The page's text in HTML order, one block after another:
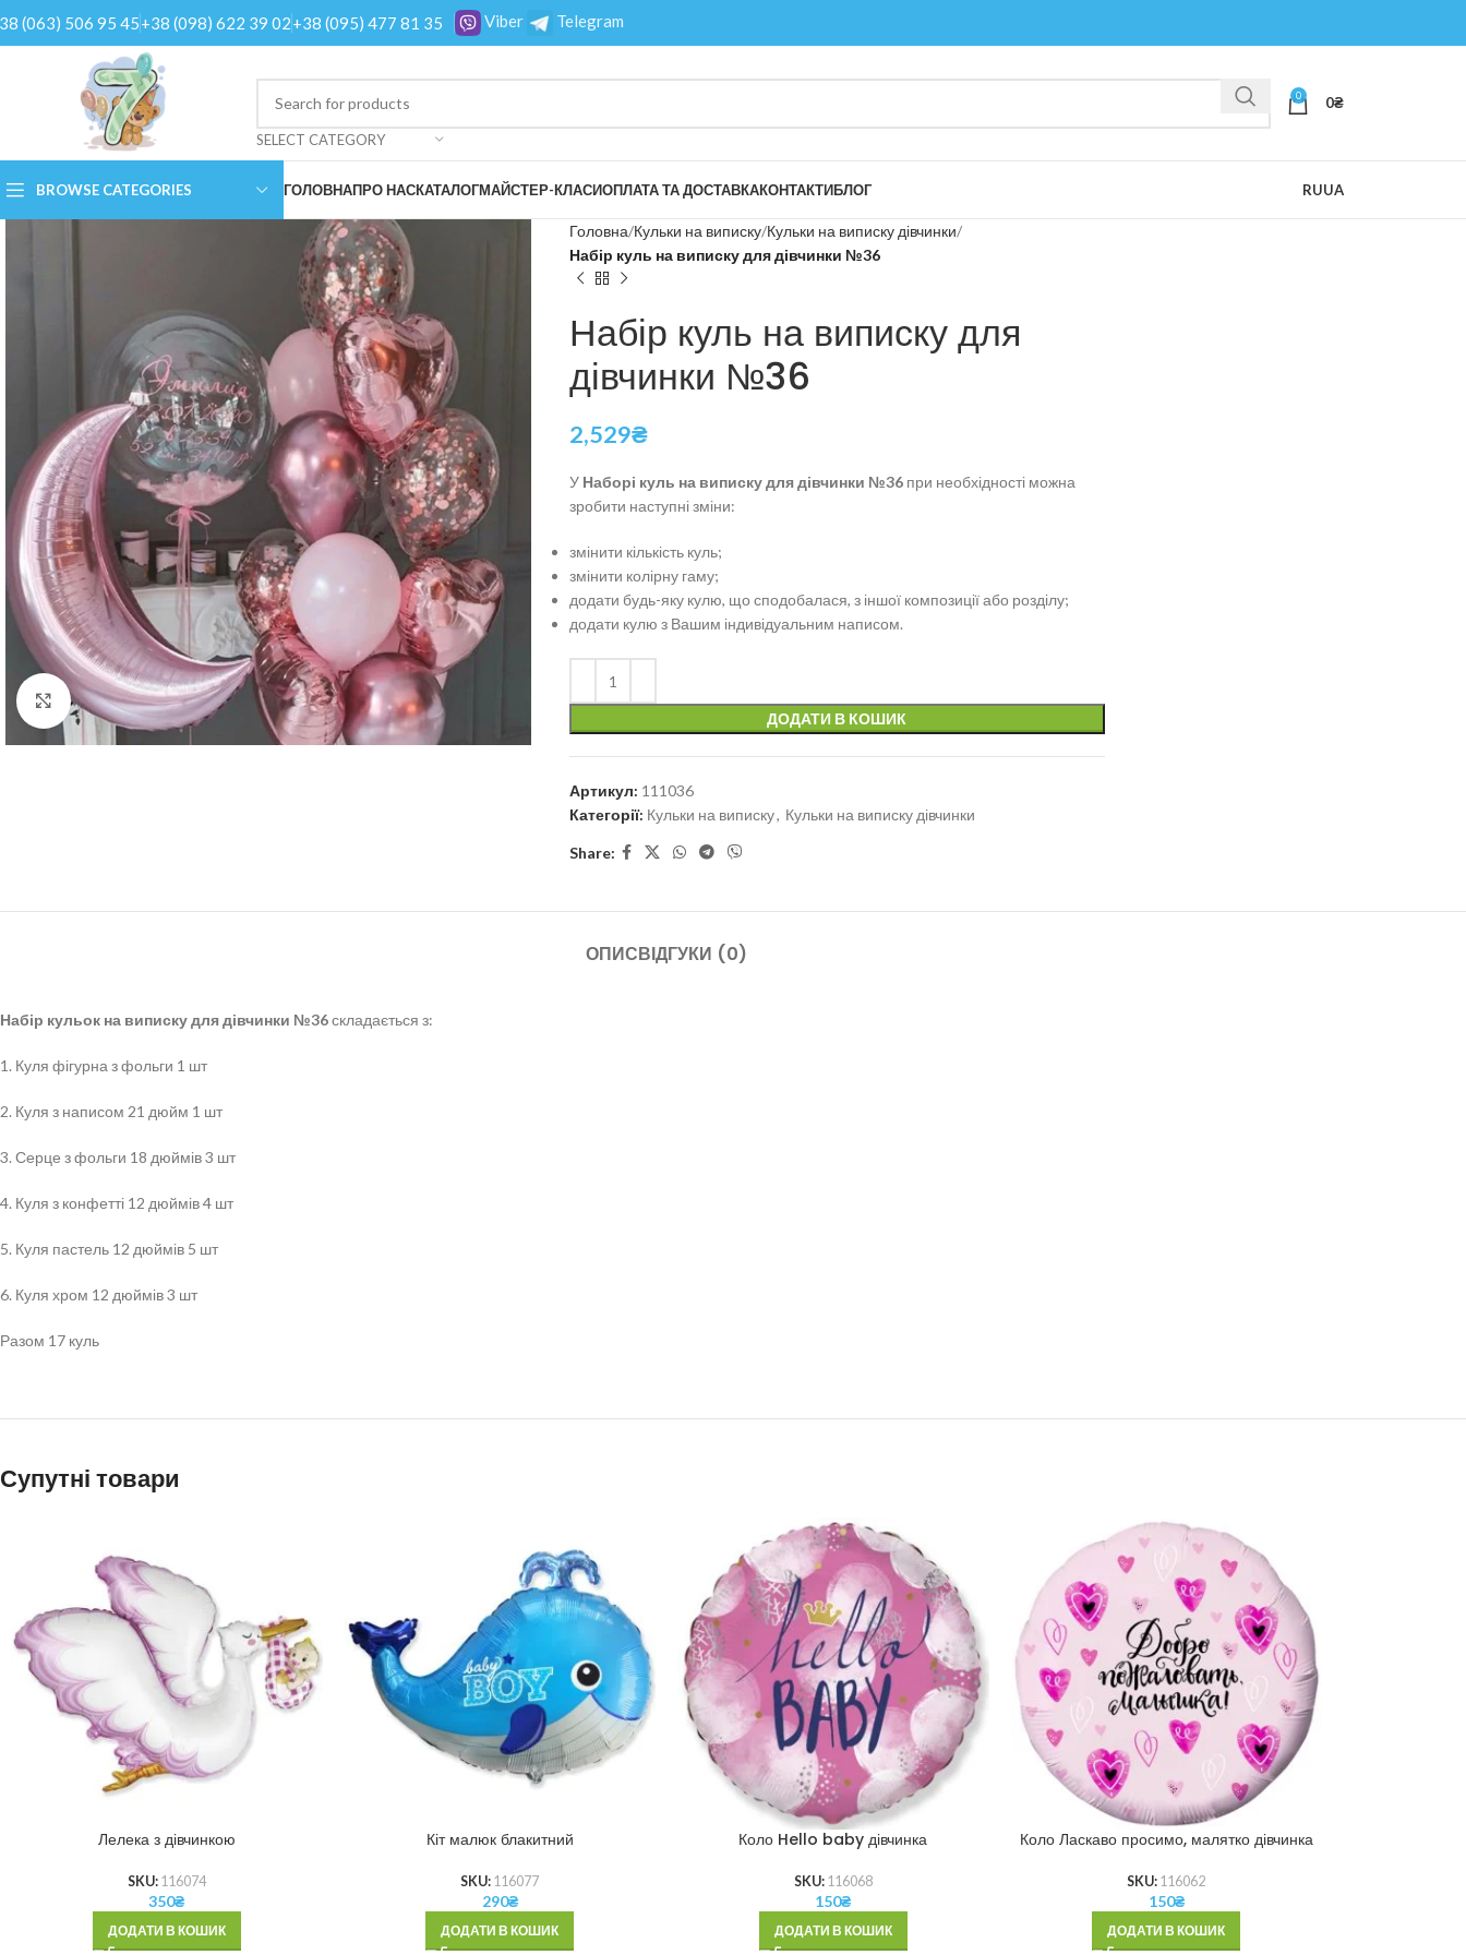
(063) 506 95 45+38 (098) 622 39 02+38 (095) 477 81 35 Viber Telegram
SELECT CATEGORY
0 0₴
BROWSE CATEGORIES ГОЛОВНАПРО НАСКАТАЛОГМАЙСТЕР-КЛАСИОПЛАТА ТА ДОСТАВКАКОНТАКТИБЛОГ RUUA
Click to enlarge
Головна Кульки на виписку Кульки на виписку дівчинки
Набір куль на виписку для дівчинки №36
Набір куль на виписку для
дівчинки №36
2,529₴
У Наборі куль на виписку для дівчинки №36при необхідності можна
зробити наступні зміни:
змінити кількість куль;
змінити колірну гаму;
додати будь-яку кулю, що сподобалася, з іншої композиції або розділу;
додати кулю з Вашим індивідуальним написом.
ДОДАТИ В КОШИК
Артикул: 111036
Категорії: Кульки на виписку, Кульки на виписку дівчинки
Share:
ОПИСВІДГУКИ (0)
Набір кульок на виписку для дівчинки №36складається з:
1. Куля фігурна з фольги 1 шт
2. Куля з написом 21 дюйм 1 шт
3. Серце з фольги 18 дюймів 3 шт
4. Куля з конфетті 12 дюймів 4 шт
5. Куля пастель 12 дюймів 5 шт
6. Куля хром 12 дюймів 3 шт
Разом 17 куль
Супутні товари
Лелека з дівчинкою
SKU: 116074
350₴
ДОДАТИ В КОШИК
Кіт малюк блакитний
SKU: 116077
290₴
ДОДАТИ В КОШИК
Коло Hello baby дівчинка
SKU: 116068
150₴
ДОДАТИ В КОШИК
Коло Ласкаво просимо, малятко дівчинка
SKU: 116062
150₴
ДОДАТИ В КОШИК